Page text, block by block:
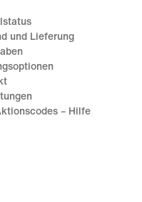
und Lieferung
– Hilfe